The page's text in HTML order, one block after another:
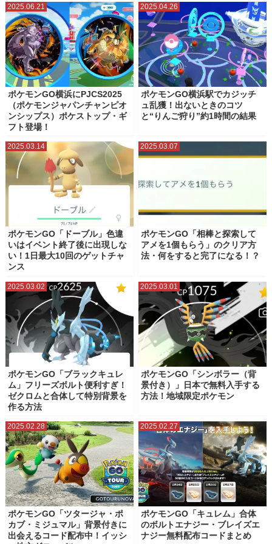
2025.06.21
ポケモンGO横浜にPJCS2025
（ポケモンジャパンチャンピオ
ンシップス）ポケストップ・ギ
フト登場！
2025.04.26
ポケモンGO横浜駅でカジッチ
ュ乱獲！出ないときのコツ
と“りんご狩り”約1時間の結果
2025.03.14
ポケモンGO「ドーブル」色違
いはイベント終了後に出現しな
い！1日最大10回のゲットチャ
ンス
2025.03.07
ポケモンGO「相棒と探索して
アメを1個もらう」のクリア方
法・何をすると完了になる！？
2025.03.02
ポケモンGO「ブラックキュレ
ム」フリーズボルト便利すぎ！
ゼクロムと合体して特別背景を
作る方法
2025.03.01
ポケモンGO「シンボラー（背
景付き）」日本で無料入手する
方法！地域限定ポケモン
2025.02.28
ポケモンGO「ツタージャ・ポ
カブ・ミジュマル」背景付きに
出会えるコード配布中！イッシ
2025.02.27
ポケモンGO「キュレム」合体
のボルトエナジー・ブレイズエ
ナジー無料配布コードまとめ